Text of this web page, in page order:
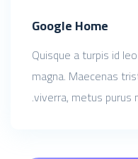
Google Home
Quisque a turpis id
magna. Maecenas
viverra, metus